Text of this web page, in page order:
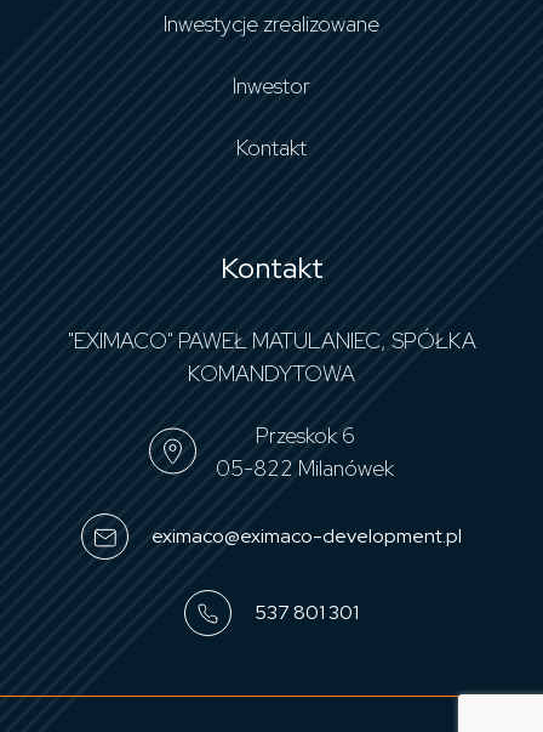
Inwestycje zrealizowane
Inwestor
Kontakt
Kontakt
"EXIMACO" PAWEŁ MATULANIEC, SPÓŁKA
KOMANDYTOWA
Przeskok 6
05-822 Milanówek
eximaco@eximaco-development.pl
537 801 301